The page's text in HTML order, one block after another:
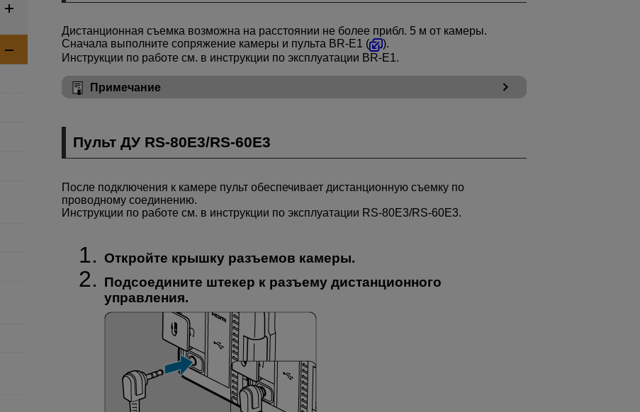
Дистанционная съемка возможна на расстоянии не более прибл. 5 м от камеры.
Сначала выполните сопряжение камеры и пульта BR-E1 (
).
Инструкции по работе см. в инструкции по эксплуатации BR-E1.
Примечание
Пульт ДУ RS-80E3/RS-60E3
После подключения к камере пульт обеспечивает дистанционную съемку по
проводному соединению.
Инструкции по работе см. в инструкции по эксплуатации RS-80E3/RS-60E3.
Откройте крышку разъемов камеры.
Подсоедините штекер к разъему дистанционного
управления.